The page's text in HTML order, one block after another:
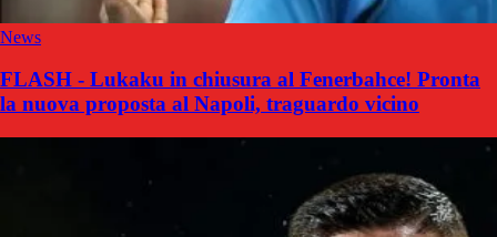
News
FLASH - Lukaku in chiusura al Fenerbahce! Pronta
la nuova proposta al Napoli, traguardo vicino